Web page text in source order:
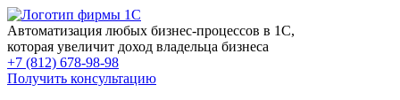
Автоматизация любых бизнес-процессов в 1С,
которая увеличит доход владельца бизнеса
+7 (812) 678-98-98
Получить консультацию